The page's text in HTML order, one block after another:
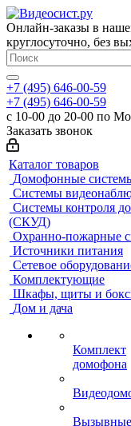
Онлайн-заказы в
круглосуточно, без
+7 (495) 646-00-59
+7 (495) 646-00-59
с 10-00 до 20-00 по
Заказать звонок
Каталог товаров
Домофонные
Системы
Системы контроля
(СКУД)
Охранно-пожарные
Источники питания
Сетевое
Комплектующие
Шкафы, щиты и
Дом и дача
Комплект
домофона